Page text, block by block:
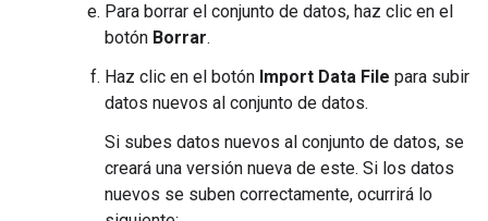
Para borrar el conjunto de datos, haz clic en el
botón Borrar.
Haz clic en el botón Import Data File para subir
datos nuevos al conjunto de datos.
Si subes datos nuevos al conjunto de datos, se
creará una versión nueva de este. Si los datos
nuevos se suben correctamente, ocurrirá lo